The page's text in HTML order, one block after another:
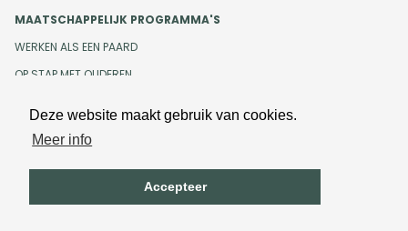
Deze website maakt gebruik van cookies.
Meer info
Accepteer
MAATSCHAPPELIJK PROGRAMMA'S
WERKEN ALS EEN PAARD
OP STAP MET OUDEREN
Design en development door